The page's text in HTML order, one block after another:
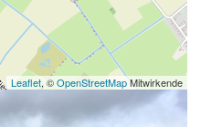
Leaflet, ©OpenStreetMapMitwirkende